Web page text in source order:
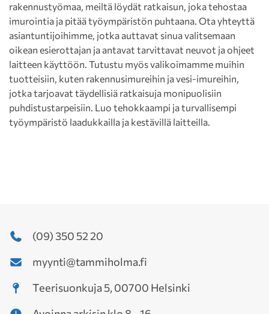
rakennustyömaa, meiltä löydät ratkaisun, joka tehostaa
imurointia ja pitää työympäristön puhtaana. Ota yhteyttä
asiantuntijoihimme, jotka auttavat sinua valitsemaan
oikean esierottajan ja antavat tarvittavat neuvot ja ohjeet
laitteen käyttöön. Tutustu myös valikoimamme muihin
tuotteisiin, kuten rakennusimureihin ja vesi-imureihin,
jotka tarjoavat täydellisiä ratkaisuja monipuolisiin
puhdistustarpeisiin. Luo tehokkaampi ja turvallisempi
työympäristö laadukkailla ja kestävillä laitteilla.
(09) 350 52 20
myynti@tammiholma.fi
Teerisuonkuja 5, 00700 Helsinki